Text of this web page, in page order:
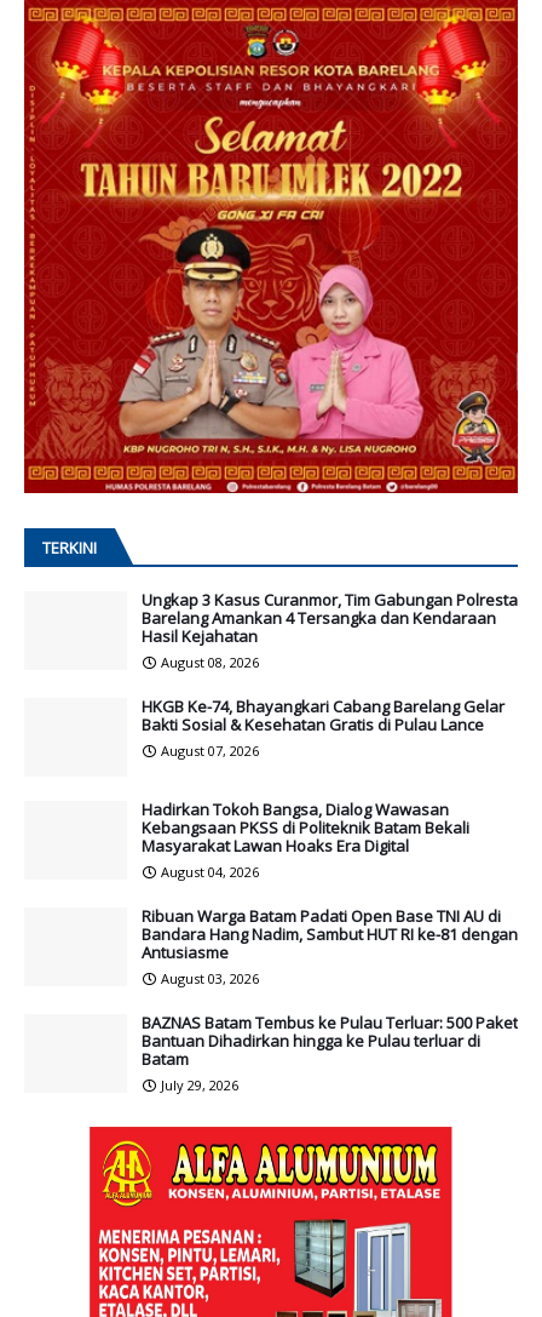
TERKINI
Ungkap 3 Kasus Curanmor, Tim Gabungan Polresta
Barelang Amankan 4 Tersangka dan Kendaraan
Hasil Kejahatan
August 08, 2026
HKGB Ke-74, Bhayangkari Cabang Barelang Gelar
Bakti Sosial & Kesehatan Gratis di Pulau Lance
August 07, 2026
Hadirkan Tokoh Bangsa, Dialog Wawasan
Kebangsaan PKSS di Politeknik Batam Bekali
Masyarakat Lawan Hoaks Era Digital
August 04, 2026
Ribuan Warga Batam Padati Open Base TNI AU di
Bandara Hang Nadim, Sambut HUT RI ke-81 dengan
Antusiasme
August 03, 2026
BAZNAS Batam Tembus ke Pulau Terluar: 500 Paket
Bantuan Dihadirkan hingga ke Pulau terluar di
Batam
July 29, 2026